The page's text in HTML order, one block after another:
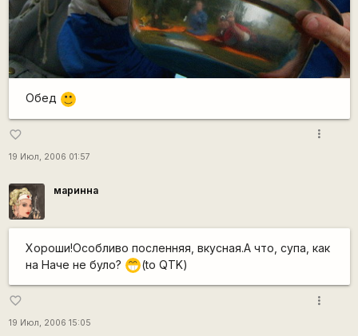
Обед :)
favorite_border
19 Июл, 2006 01:57
more_vert
маринна
Хороши!Особливо посленняя, вкусная.А что, супа, как
на Наче не було? ;D (to QTK)
favorite_border
19 Июл, 2006 15:05
more_vert